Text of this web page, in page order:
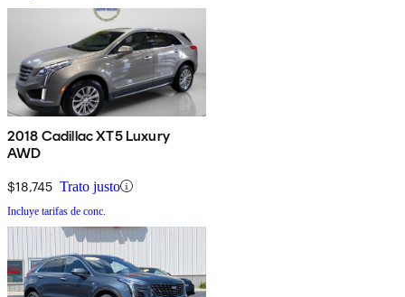
2018 Cadillac XT5 Luxury
AWD
$18,745 Trato justo
Incluye tarifas de conc.